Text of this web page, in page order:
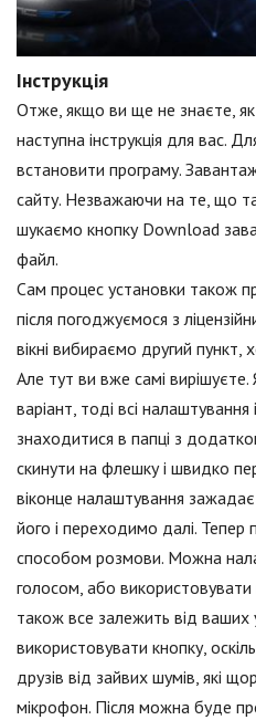
Інструкція
Отже, якщо ви ще не знаєте, як
наступна інструкція для вас.
встановити програму.
сайту. Незважаючи на те, що
шукаємо кнопку Download
файл.
Сам процес установки також
після погоджуємося з
вікні вибираємо другий
Але тут ви вже самі
варіант, тоді всі
знаходитися в папці з
скинути на флешку і швидко
віконце налаштування
його і переходимо далі. Тепер
способом розмови. Можна
голосом, або використовувати
також все залежить від ваших
використовувати кнопку,
друзів від зайвих шумів, які
мікрофон. Після можна буде